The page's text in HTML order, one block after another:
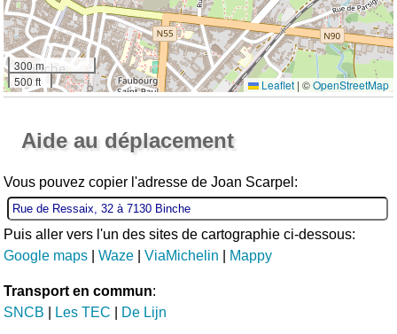
300 m
500 ft
Leaflet | ©OpenStreetMap
Aide au déplacement
Vous pouvez copier l'adresse de Joan Scarpel:
Puis aller vers l'un des sites de cartographie ci-dessous:
Google maps |Waze |ViaMichelin Mappy
Transport en commun:
SNCB
Les TEC De Lijn